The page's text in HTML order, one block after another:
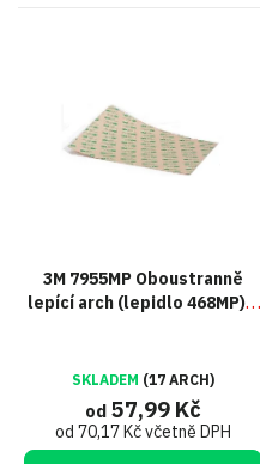
3M 7955MP Oboustranně
lepící arch (lepidlo 468MP) s
SKLADEM (17 ARCH)
od 70,17 Kč včetně DPH
od 57,99 Kč